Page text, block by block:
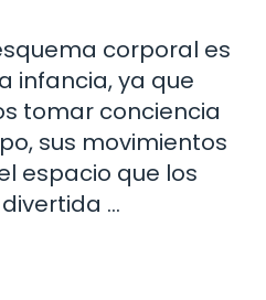
corporal es
infancia, ya que
tomar conciencia
sus movimientos
espacio que los
…